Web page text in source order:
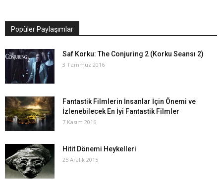
Popüler Paylaşımlar
Saf Korku: The Conjuring 2 (Korku Seansı 2)
3 Temmuz 2016
Fantastik Filmlerin İnsanlar İçin Önemi ve
İzlenebilecek En İyi Fantastik Filmler
7 Kasım 2016
Hitit Dönemi Heykelleri
25 Aralık 2015